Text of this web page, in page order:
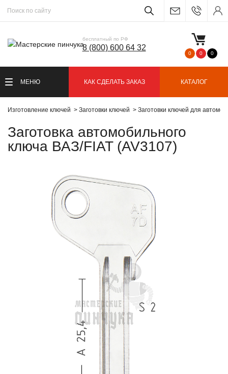
бесплатный по РФ
8 (800) 600 64 32
0 0 0
МЕНЮ КАК СДЕЛАТЬ ЗАКАЗ КАТАЛОГ
Изготовление ключей Заготовки ключей Заготовки ключей для
Заготовка автомобильного
ключа ВАЗ/FIAT (AV3107)